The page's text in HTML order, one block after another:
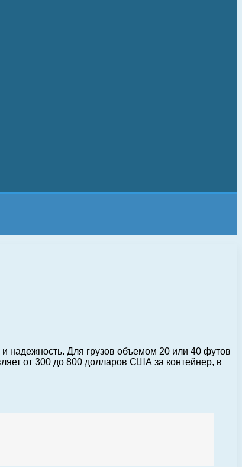
надежность. Для грузов объемом 20 или 40 футов
от 300 до 800 долларов США за контейнер, в